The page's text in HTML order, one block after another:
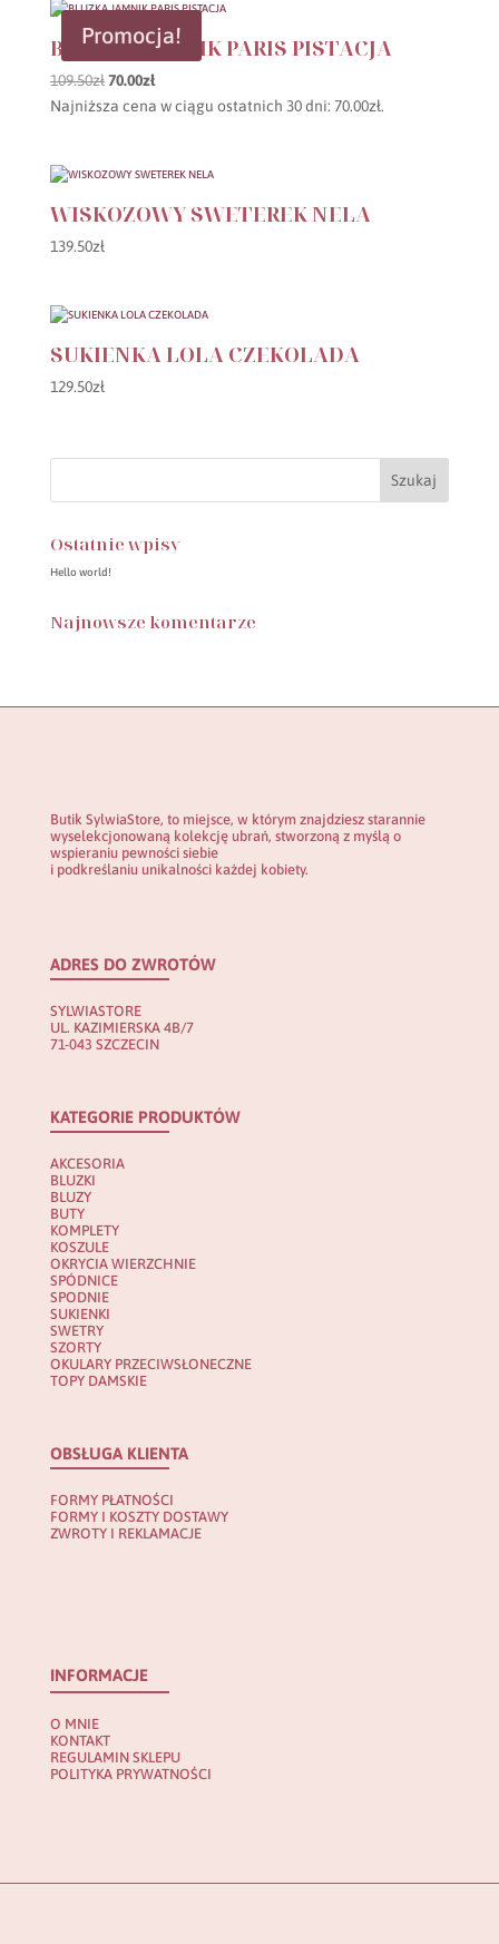
Promocja!
BLUZKA JAMNIK PARIS PISTACJA
109.50zł Pierwotna
cena
70.00złAktualna
cena
Najniższa cena w ciągu ostatnich 30 dni: 70.00zł.
WISKOZOWY SWETEREK NELA
139.50zł
SUKIENKA LOLA CZEKOLADA
129.50zł
Ostatnie wpisy
Hello world!
Najnowsze komentarze
Butik SylwiaStore, to miejsce, w którym znajdziesz starannie
wyselekcjonowaną kolekcję ubrań, stworzoną z myślą o
wspieraniu pewności siebie
i podkreślaniu unikalności każdej kobiety.
ADRES DO ZWROTÓW
SYLWIASTORE
UL. KAZIMIERSKA 4B/7
71-043 SZCZECIN
KATEGORIE PRODUKTÓW
AKCESORIA
BLUZKI
BLUZY
BUTY
KOMPLETY
KOSZULE
OKRYCIA WIERZCHNIE
SPÓDNICE
SPODNIE
SUKIENKI
SWETRY
SZORTY
OKULARY PRZECIWSŁONECZNE
TOPY DAMSKIE
OBSŁUGA KLIENTA
FORMY PŁATNOŚCI
FORMY I KOSZTY DOSTAWY
ZWROTY I REKLAMACJE
INFORMACJE
O MNIE
KONTAKT
REGULAMIN SKLEPU
POLITYKA PRYWATNOŚCI